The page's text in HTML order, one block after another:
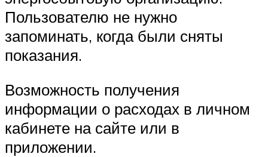
Пользователю не нужно
запоминать, когда были сняты
показания.
Возможность получения
информации о расходах в личном
кабинете на сайте или в
приложении.